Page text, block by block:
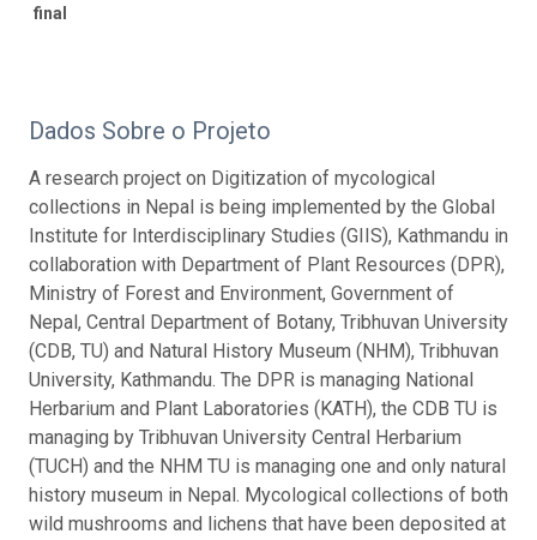
final
Dados Sobre o Projeto
A research project on Digitization of mycological
collections in Nepal is being implemented by the Global
Institute for Interdisciplinary Studies (GIIS), Kathmandu in
collaboration with Department of Plant Resources (DPR),
Ministry of Forest and Environment, Government of
Nepal, Central Department of Botany, Tribhuvan University
(CDB, TU) and Natural History Museum (NHM), Tribhuvan
University, Kathmandu. The DPR is managing National
Herbarium and Plant Laboratories (KATH), the CDB TU is
managing by Tribhuvan University Central Herbarium
(TUCH) and the NHM TU is managing one and only natural
history museum in Nepal. Mycological collections of both
wild mushrooms and lichens that have been deposited at